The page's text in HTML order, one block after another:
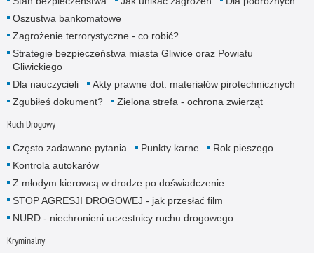
Oszustwa bankomatowe
Zagrożenie terrorystyczne - co robić?
Strategie bezpieczeństwa miasta Gliwice oraz Powiatu
Gliwickiego
Dla nauczycieli
Akty prawne dot. materiałów pirotechnicznych
Zgubiłeś dokument?
Zielona strefa - ochrona zwierząt
Ruch Drogowy
Często zadawane pytania Punkty karne
Rok pieszego
Kontrola autokarów
Z młodym kierowcą w drodze po doświadczenie
STOP AGRESJI DROGOWEJ - jak przesłać film
NURD - niechronieni uczestnicy ruchu drogowego
Kryminalny